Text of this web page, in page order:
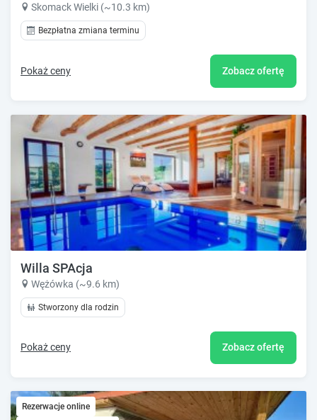
Skomack Wielki (~10.3 km)
Bezpłatna zmiana terminu
Pokaż ceny Zobacz ofertę
Willa SPAcja
Wężówka (~9.6 km)
Stworzony dla rodzin
Pokaż ceny Zobacz ofertę
Rezerwacje online